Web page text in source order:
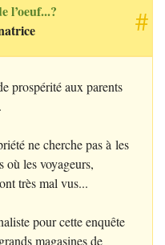
#
l’oeuf...?
prospérité aux parents
ne cherche pas à les
où les voyageurs,
très mal vus...
pour cette enquête
magasines de